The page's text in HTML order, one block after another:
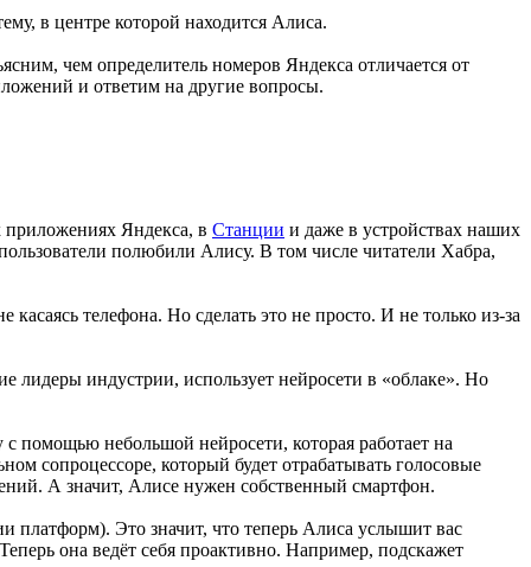
в центре которой находится Алиса.
чем определитель номеров Яндекса отличается от
и ответим на другие вопросы.
приложениях Яндекса, в Станции и даже в устройствах наших
полюбили Алису. В том числе читатели Хабра,
телефона. Но сделать это не просто. И не только из-за
лидеры индустрии, использует нейросети в «облаке». Но
помощью небольшой нейросети, которая работает на
сопроцессоре, который будет отрабатывать голосовые
А значит, Алисе нужен собственный смартфон.
платформ). Это значит, что теперь Алиса услышит вас
она ведёт себя проактивно. Например, подскажет